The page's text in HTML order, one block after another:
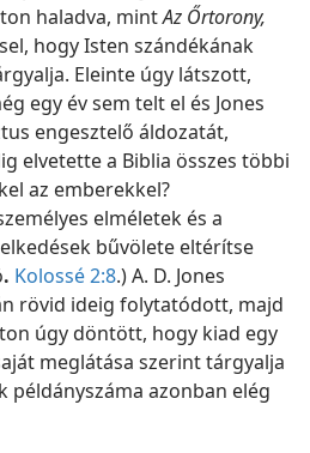
haladva, mintAz Őrtorony,
hogy Isten szándékának
Eleinte úgy látszott,
egy év sem telt el és Jones
engesztelő áldozatát,
elvetette a Biblia összes többi
az emberekkel?
elméletek és a
bűvölete eltérítse
. Kolossé 2:8.) A. D. Jones
rövid ideig folytatódott, majd
úgy döntött, hogy kiad egy
meglátása szerint tárgyalja
példányszáma azonban elég